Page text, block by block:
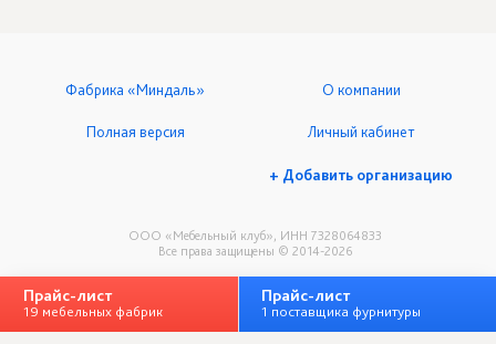
ООО «Мебельный клуб», ИНН 7328064833
Все права защищены © 2014-2026
Фабрика «Миндаль» О компании
Полная версия Личный кабинет
+ Добавить организацию
Прайс-лист
19 мебельных фабрик
Прайс-лист
1 поставщика фурнитуры